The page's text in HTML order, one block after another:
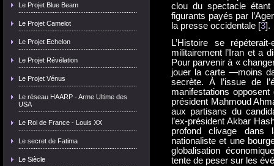
Le Projet Blue Beam
Le Projet Camelot
Le Projet Echelon
Le Projet Révélation
Le Projet Vénus
Le réseau HAARP - Arme Ultime des
USA
Le Roi de France - Louis XX
Le secret de Fatima
Le Siècle
clou du spectacle
figurants payés par
la presse occidentale [3].
L’Histoire se
militairement l’Iran et a
Pour parvenir à «
jouer la carte —moins
secrète. À l’issue de
manifestations
président Mahmoud
aux partisans du
l’ex-président Akbar
profond clivage dans
nationaliste et une
globalisation
tente de peser sur les